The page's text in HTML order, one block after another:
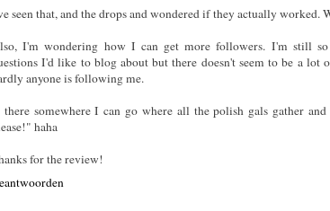
seen that, and the drops and wondered if they actually worked.
I'm wondering how I can get more followers. I'm still
I'd like to blog about but there doesn't seem to be a lot
anyone is following me.
there somewhere I can go where all the polish gals gather
haha
for the review!